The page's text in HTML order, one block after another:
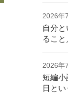
2026年
自分
るこ
2026年
短編小
日と